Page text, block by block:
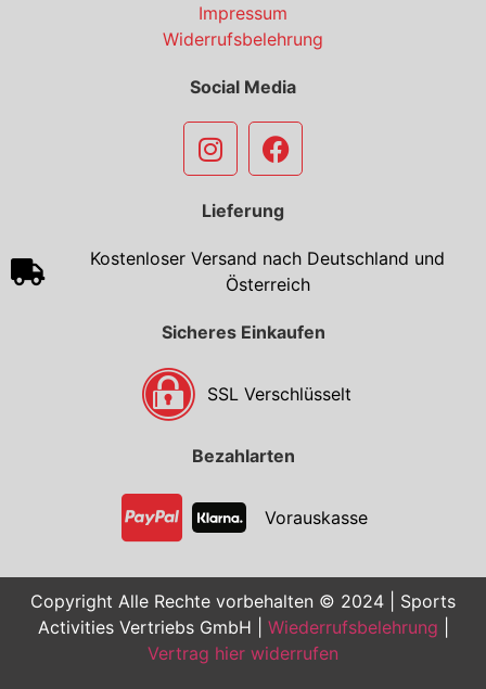
Impressum
Widerrufsbelehrung
Social Media
Lieferung
Kostenloser Versand nach Deutschland und
Österreich
Sicheres Einkaufen
SSL Verschlüsselt
Bezahlarten
Vorauskasse
Copyright Alle Rechte vorbehalten © 2024 | Sports
Activities Vertriebs GmbH | Wiederrufsbelehrung
Vertrag hier widerrufen